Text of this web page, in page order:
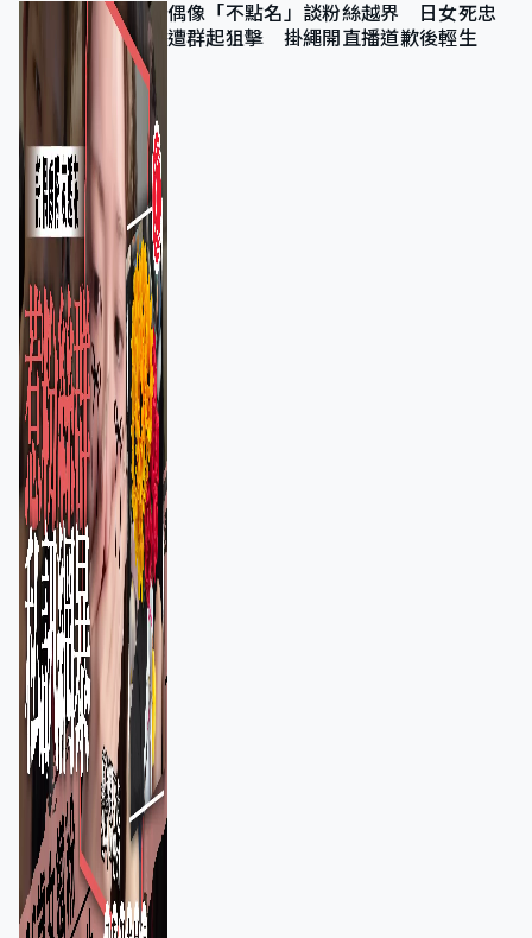
偶像「不點名」談粉絲越界 日女死忠
遭群起狙擊 掛繩開直播道歉後輕生